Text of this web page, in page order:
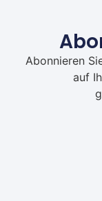
Abonnieren
auf